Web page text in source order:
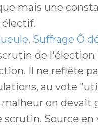
mais une
Suffrage Ô
de
Il ne reflète
au vote
on devait
Source en